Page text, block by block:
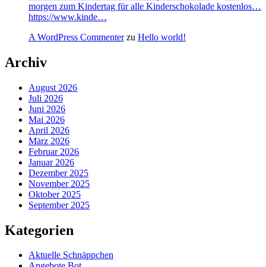
morgen zum Kindertag für alle Kinderschokolade kostenlos…
https://www.kinde…
A WordPress Commenterzu Hello world!
Archiv
August 2026
Juli 2026
Juni 2026
Mai 2026
April 2026
März 2026
Februar 2026
Januar 2026
Dezember 2025
November 2025
Oktober 2025
September 2025
Kategorien
Aktuelle Schnäppchen